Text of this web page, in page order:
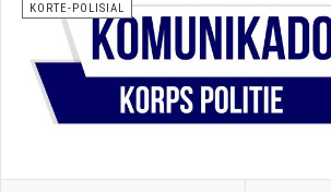
KORTE-POLISIAL